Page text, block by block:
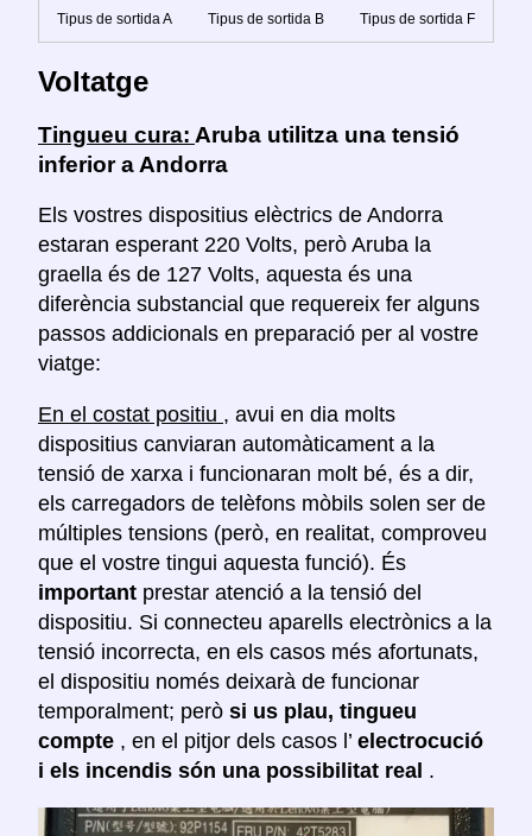
Tipus de sortida A Tipus de sortida B Tipus de sortida F
Voltatge
Tingueu cura: Aruba utilitza una tensió
inferior a Andorra
Els vostres dispositius elèctrics de Andorra
estaran esperant 220 Volts, però Aruba la
graella és de 127 Volts, aquesta és una
diferència substancial que requereix fer alguns
passos addicionals en preparació per al vostre
viatge:
En el costat positiu , avui en dia molts
dispositius canviaran automàticament a la
tensió de xarxa i funcionaran molt bé, és a dir,
els carregadors de telèfons mòbils solen ser de
múltiples tensions (però, en realitat, comproveu
que el vostre tingui aquesta funció). És
important prestar atenció a la tensió del
dispositiu. Si connecteu aparells electrònics a la
tensió incorrecta, en els casos més afortunats,
el dispositiu només deixarà de funcionar
temporalment; però si us plau, tingueu
compte , en el pitjor dels casos l’ electrocució
i els incendis són una possibilitat real .